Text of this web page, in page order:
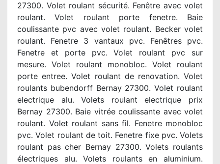
27300. Volet roulant sécurité. Fenêtre avec volet
roulant. Volet roulant porte fenetre. Baie
coulissante pvc avec volet roulant. Becker volet
roulant. Fenetre 3 vantaux pvc. Fenêtres pvc.
Fenetre et porte pvc. Volet roulant pvc sur
mesure. Volet roulant monobloc. Volet roulant
porte entree. Volet roulant de renovation. Volet
roulants bubendorff Bernay 27300. Volet roulant
electrique alu. Volets roulant electrique prix
Bernay 27300. Baie vitrée coulissante avec volet
roulant. Volet roulant sans fil. Fenetre monobloc
pvc. Volet roulant de toit. Fenetre fixe pvc. Volets
roulant pas cher Bernay 27300. Volets roulants
électriques alu. Volets roulants en aluminium.